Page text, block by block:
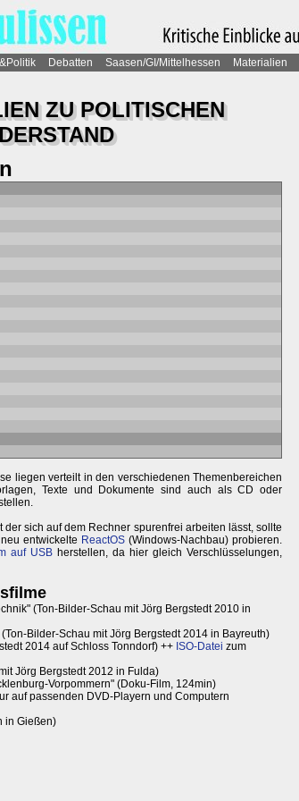
Debatten Saasen/GI/Mittelhessen Materialien
ZU POLITISCHEN
liegen verteilt in den verschiedenen Themenbereichen
Texte und Dokumente sind auch als CD oder
sich auf dem Rechner spurenfrei arbeiten lässt, sollte
entwickelte ReactOS (Windows-Nachbau) probieren.
auf USBherstellen, da hier gleich Verschlüsselungen,
(Ton-Bilder-Schau mit Jörg Bergstedt 2010 in
Bilder-Schau mit Jörg Bergstedt 2014 in Bayreuth)
2014 auf Schloss Tonndorf) ++ ISO-Datei zum
Jörg Bergstedt 2012 in Fulda)
Vorpommern" (Doku-Film, 124min)
auf passenden DVD-Playern und Computern
in Gießen)